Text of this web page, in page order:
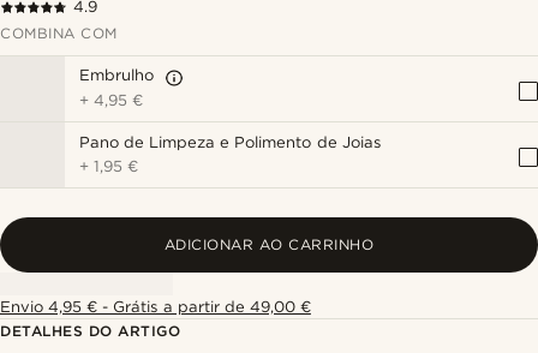
4.9
COMBINA COM
Embrulho
+4,95 €
Pano de Limpeza e Polimento de Joias
+1,95 €
ADICIONAR AO CARRINHO
Envio 4,95 € - Grátis a partir de 49,00 €
DETALHES DO ARTIGO